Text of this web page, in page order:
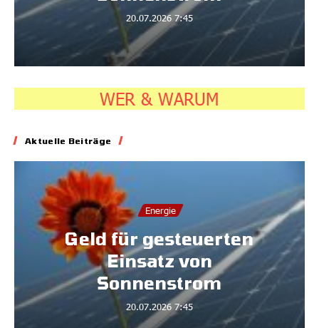
20.07.2026 7:45
WER & WARUM
Aktuelle Beiträge
Energie
Geld für gesteuerten
Einsatz von
Sonnenstrom
20.07.2026 7:45